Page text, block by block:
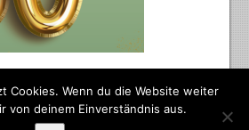
Cookies. Wenn du die Website weiter
von deinem Einverständnis aus.